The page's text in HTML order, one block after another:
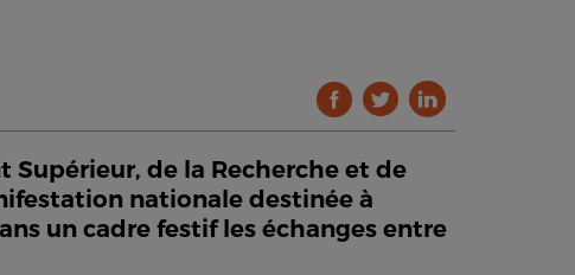
Supérieur, de la Recherche et de
nationale destinée à
un cadre festif les échanges entre